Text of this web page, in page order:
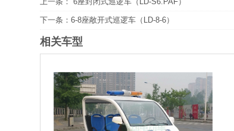
下一条： 6-8座敞开式巡逻车（LD-8-6）
相关车型